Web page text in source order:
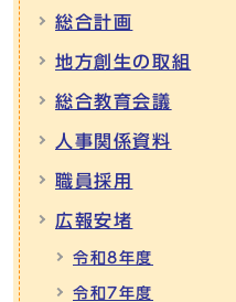
総合計画
地方創生の取組
総合教育会議
人事関係資料
職員採用
広報安堵
令和8年度
令和7年度